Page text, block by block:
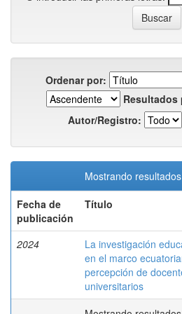
Ordenar por:
Resultados
Autor/Registro:
Mostrando
Fecha de
publicación
Título
2024
La investigación
en el marco
percepción de
universitarios